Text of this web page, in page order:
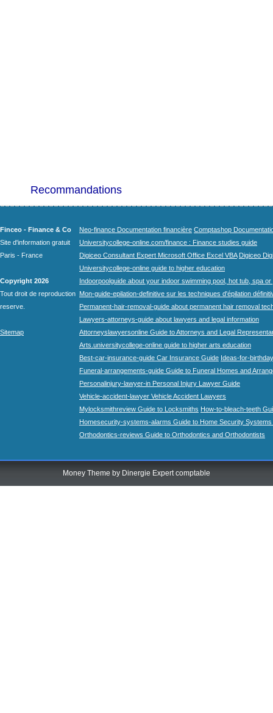
Recommandations
Finceo - Finance & Co
Site d'information gratuit
Paris - France
Copyright 2026
Tout droit de reproduction
reserve.
Sitemap
Neo-finance Documentation financière Comptashop
Universitycollege-online.com/finance : Finance studies guide
Digiceo Consultant Expert Microsoft Office Excel VBA Digiceo
Universitycollege-online guide to higher education
Indoorpoolguide about your indoor swimming pool, hot tub, spa
Mon-guide-epilation-definitive sur les techniques d'épilation
Permanent-hair-removal-guide about permanent hair removal
Lawyers-attorneys-guide about lawyers and legal information
Attorneyslawyersonline Guide to Attorneys and Legal
Arts.universitycollege-online guide to higher arts education
Best-car-insurance-guide Car Insurance Guide Ideas-for-
Funeral-arrangements-guide Guide to Funeral Homes and
Personalinjury-lawyer-in Personal Injury Lawyer Guide
Vehicle-accident-lawyer Vehicle Accident Lawyers
Mylocksmithreview Guide to Locksmiths How-to-bleach-teeth
Homesecurity-systems-alarms Guide to Home Security Systems
Orthodontics-reviews Guide to Orthodontics and Orthodontists
Money Theme by Dinergie Expert comptable